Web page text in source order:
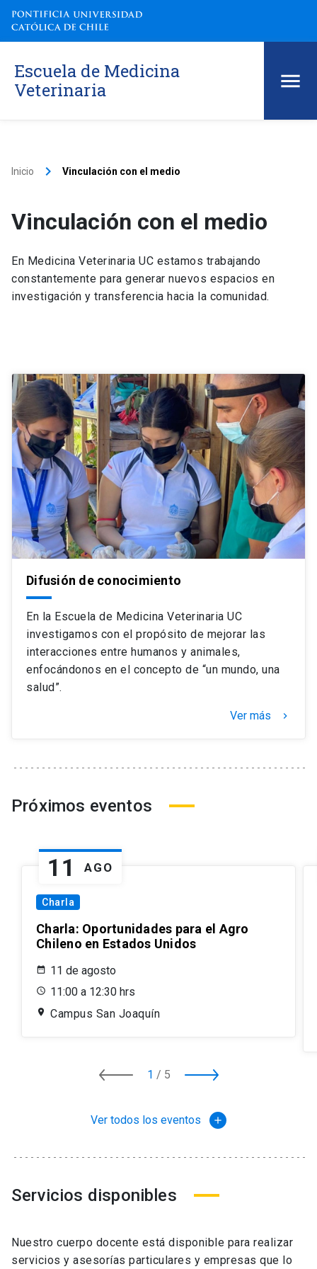
Escuela de Medicina
Veterinaria
Inicio keyboard_arrow_right Vinculación con el medio
Vinculación con el medio
En Medicina Veterinaria UC estamos trabajando
constantemente para generar nuevos espacios en
investigación y transferencia hacia la comunidad.
Difusión de conocimiento
En la Escuela de Medicina Veterinaria UC
investigamos con el propósito de mejorar las
interacciones entre humanos y animales,
enfocándonos en el concepto de “un mundo, una
salud”.
Ver más keyboard_arrow_right
Próximos eventos
Charla
Charla: Oportunidades para el Agro
Chileno en Estados Unidos
11 AGO
11 de agosto
11:00 a 12:30 hrs
Campus San Joaquín
1 / 5
Ver todos los eventos add
Servicios disponibles
Nuestro cuerpo docente está disponible para realizar
servicios y asesorías particulares y empresas que lo